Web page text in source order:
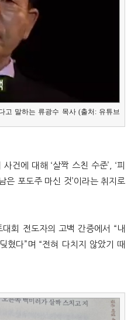
말하는 류광수 목사 (출처: 유튜브
건에 대해 ‘살짝 스친 수준’, ‘피
은 포도주 마신 것’이라는 취지로
회 전도자의 고백 간증에서 “내
혔다”며 “전혀 다치지 않았기 때